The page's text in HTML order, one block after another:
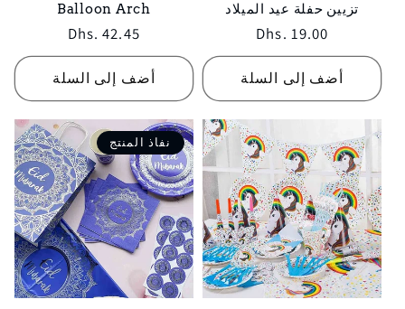
Balloon Arch
Regular
price
Dhs. 42.45
أضف إلى السلة
تزيين حفلة عيد الميلاد
Regular
price
Dhs. 19.00
أضف إلى السلة
نفاذ المنتج